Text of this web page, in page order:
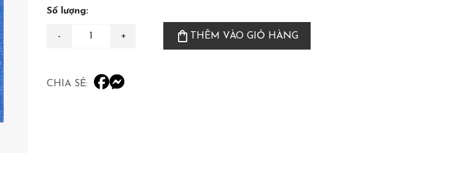
Số lượng:
shopping_bag THÊM VÀO GIỎ HÀNG
CHIA SẺ: